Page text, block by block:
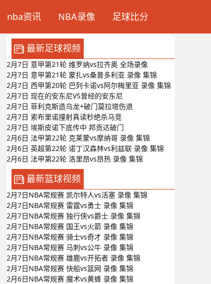
nba资讯 NBA录像 足球比分
最新足球视频
2月7日 意甲第21轮 维罗纳vs拉齐奥 全场录像
2月7日 意甲第21轮 蒙扎vs桑普多利亚 录像 集锦
2月7日 西甲第20轮 巴列卡诺vs阿尔梅里亚 录像 集锦
2月7日 现在的安东尼VS曾经的安东尼
2月7日 菲利克斯造乌龙+破门莫拉塔伤退
2月7日 索布里诺撞射真读秒绝杀马竞
2月7日 埃斯皮诺下底传中 邦贡达破门
2月6日 法甲第22轮 克莱蒙vs摩纳哥 录像 集锦
2月6日 英超第22轮 诺丁汉森林vs利兹联 录像 集锦
2月6日 法甲第22轮 洛里昂vs昂热 录像 集锦
最新篮球视频
2月7日NBA常规赛 凯尔特人vs活塞 录像 集锦
2月7日NBA常规赛 雷霆vs勇士 录像 集锦
2月7日NBA常规赛 独行侠vs爵士 录像 集锦
2月7日NBA常规赛 国王vs火箭 录像 集锦
2月7日NBA常规赛 骑士vs奇才 录像 集锦
2月7日NBA常规赛 马刺vs公牛 录像 集锦
2月7日NBA常规赛 雄鹿vs开拓者 录像 集锦
2月7日NBA常规赛 快船vs篮网 录像 集锦
2月6日NBA常规赛 魔术vs黄蜂 录像 集锦